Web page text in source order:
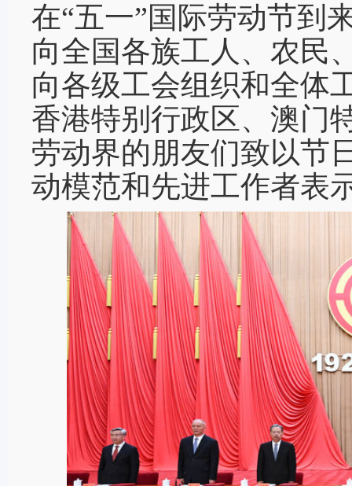
在“五一”国际劳动节到
向全国各族工人、农民
向各级工会组织和全体
香港特别行政区、澳门
劳动界的朋友们致以节
动模范和先进工作者表